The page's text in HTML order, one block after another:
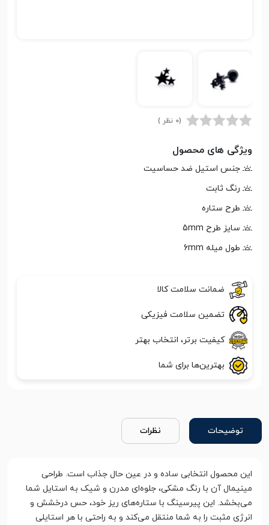
(0 نظر )
ویژگی های محصول
جنس استیل ضد حساسیت
رنگ ثابت
طرح ستاره
سایز طرح 5mm
طول میله 6mm
ضمانت سلامت کالا
تضمین سلامت فیزیکی
کیفیت برتر، انتخاب بهتر
بهترین‌ها برای شما
توضیحات نظرات
این محصول انتخابی ساده و در عین حال جذاب است. طراحی
مینیمال آن با رنگ مشکی، جلوه‌ای مدرن و شیک به استایل شما
می‌بخشد. این پیرسینگ با ستاره‌های ریز خود، حس درخشش و
انرژی مثبت را به شما منتقل می‌کند و به راحتی با هر استایلی